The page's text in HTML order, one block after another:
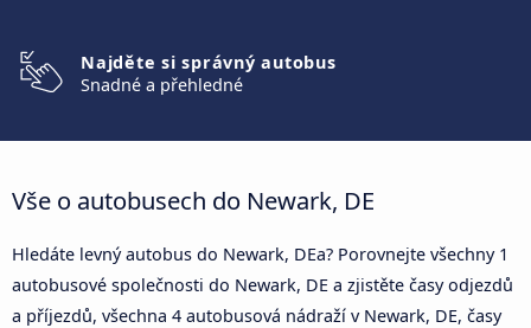
Najděte si správný autobus
Snadné a přehledné
Vše o autobusech do Newark, DE
Hledáte levný autobus do Newark, DEa? Porovnejte všechny 1
autobusové společnosti do Newark, DE a zjistěte časy odjezdů
a příjezdů, všechna 4 autobusová nádraží v Newark, DE, časy